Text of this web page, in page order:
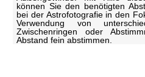
können Sie den benötigten
bei der Astrofotografie in den
Verwendung von
Zwischenringen oder
Abstand fein abstimmen.